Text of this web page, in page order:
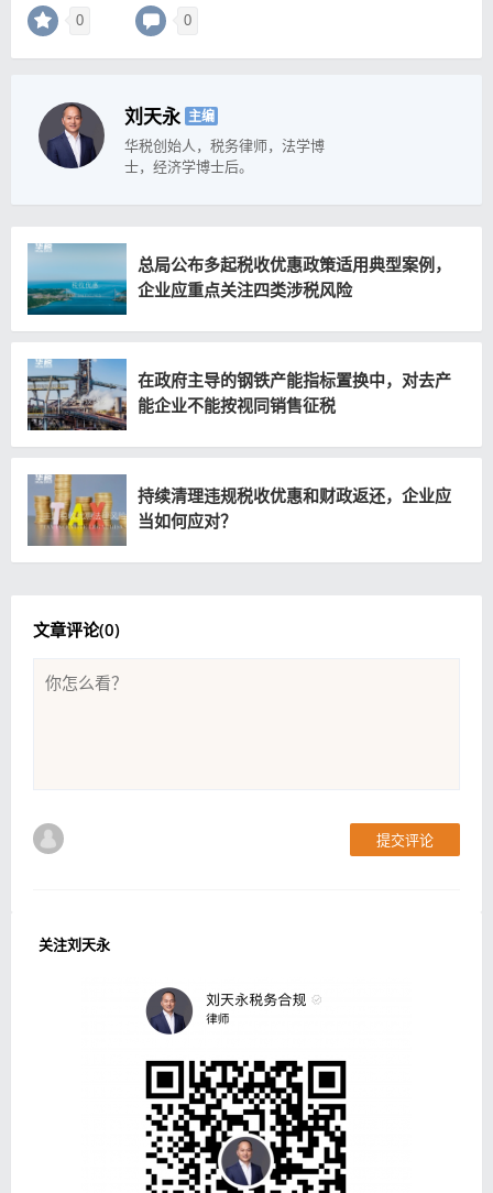
0 0
刘天永 主编
华税创始人，税务律师，法学博
士，经济学博士后。
总局公布多起税收优惠政策适用典型案例，
企业应重点关注四类涉税风险
在政府主导的钢铁产能指标置换中，对去产
能企业不能按视同销售征税
持续清理违规税收优惠和财政返还，企业应
当如何应对？
文章评论(0)
提交评论
关注刘天永